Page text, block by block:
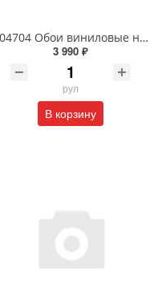
104704 Обои виниловые на флизелиновой основе 1.06 X 10м
3 990 ₽
рул
В корзину